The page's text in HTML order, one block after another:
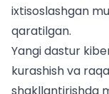
ixtisoslashgan
qaratilgan.
Yangi dastur
kurashish va